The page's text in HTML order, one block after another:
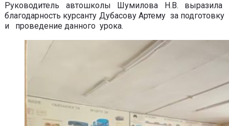
Руководитель автошколы Шумилова Н.В. выразила
благодарность курсанту Дубасову Артему за подготовку
и проведение данного урока.